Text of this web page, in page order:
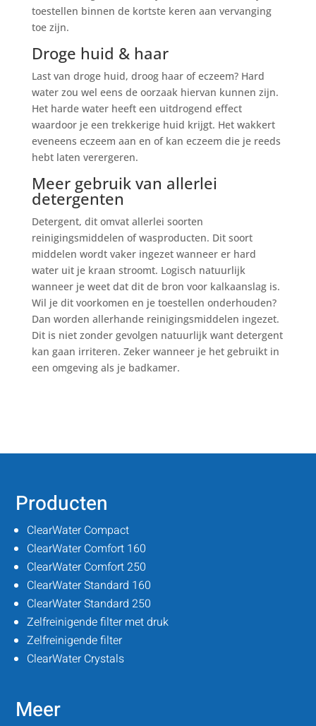
toestellen binnen de kortste keren aan vervanging
toe zijn.
Droge huid & haar
Last van droge huid, droog haar of eczeem? Hard
water zou wel eens de oorzaak hiervan kunnen zijn.
Het harde water heeft een uitdrogend effect
waardoor je een trekkerige huid krijgt. Het wakkert
eveneens eczeem aan en of kan eczeem die je reeds
hebt laten verergeren.
Meer gebruik van allerlei
detergenten
Detergent, dit omvat allerlei soorten
reinigingsmiddelen of wasproducten. Dit soort
middelen wordt vaker ingezet wanneer er hard
water uit je kraan stroomt. Logisch natuurlijk
wanneer je weet dat dit de bron voor kalkaanslag is.
Wil je dit voorkomen en je toestellen onderhouden?
Dan worden allerhande reinigingsmiddelen ingezet.
Dit is niet zonder gevolgen natuurlijk want detergent
kan gaan irriteren. Zeker wanneer je het gebruikt in
een omgeving als je badkamer.
Producten
ClearWater Compact
ClearWater Comfort 160
ClearWater Comfort 250
ClearWater Standard 160
ClearWater Standard 250
Zelfreinigende filter met druk
Zelfreinigende filter
ClearWater Crystals
Meer